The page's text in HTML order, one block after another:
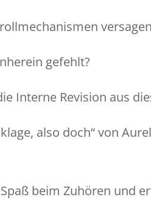
gefehlt?
Interne Revision aus
also doch“ von
beim Zuhören und